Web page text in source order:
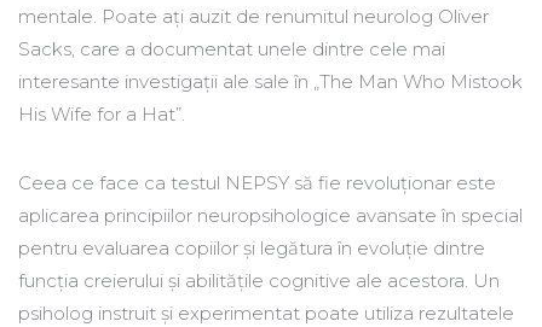
mentale. Poate ați auzit de renumitul neurolog Oliver
Sacks, care a documentat unele dintre cele mai
interesante investigații ale sale în „The Man Who Mistook
His Wife for a Hat”.
Ceea ce face ca testul NEPSY să fie revoluționar este
aplicarea principiilor neuropsihologice avansate în special
pentru evaluarea copiilor și legătura în evoluție dintre
funcția creierului și abilitățile cognitive ale acestora. Un
psiholog instruit și experimentat poate utiliza rezultatele